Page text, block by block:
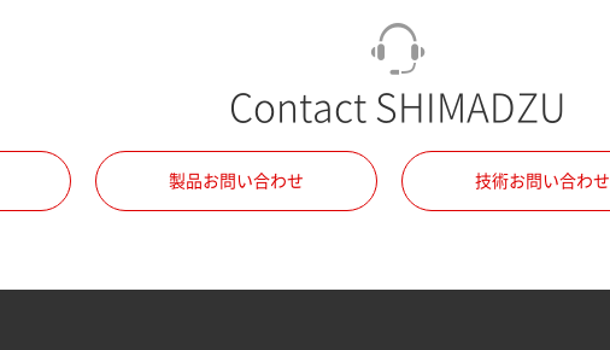
Contact SHIMADZU
製品お問い合わせ 技術お問い合わせ